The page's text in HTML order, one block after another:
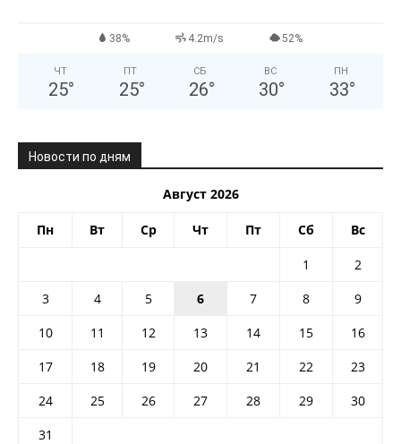
38% 4.2m/s 52%
ЧТ
25°
ПТ
25°
СБ
26°
ВС
30°
ПН
33°
Новости по дням
Август 2026
Пн Вт Ср Чт Пт Сб Вс
1
2
3
4 5 6 7 8
9
10
11 12 13 14 15
16
17
18 19 20 21 22
23
24
25 26 27 28 29
30
31